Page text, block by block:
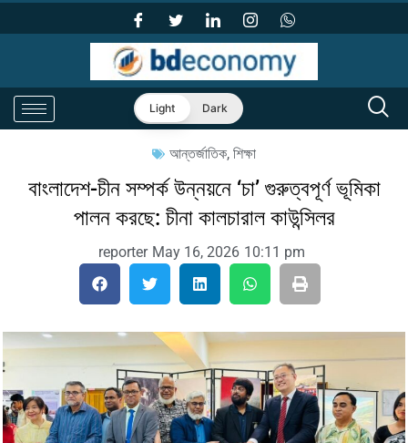
Light Dark
আন্তর্জাতিক, শিক্ষা
বাংলাদেশ-চীন সম্পর্ক উন্নয়নে ‘চা’ গুরুত্বপূর্ণ ভূমিকা
পালন করছে: চীনা কালচারাল কাউন্সিলর
reporter May 16, 2026 10:11 pm